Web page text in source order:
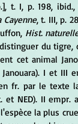
t. I, p. 198, ibid.,
, t. III, p.
Hist.
du
cet animal
I et III
fr. par le texte
et NED). II empr.
la plus